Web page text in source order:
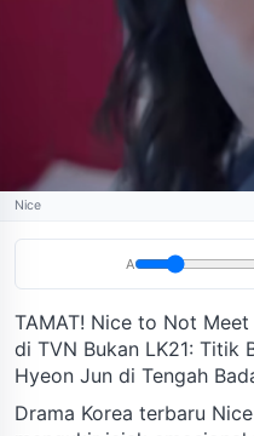
Nice
A
TAMAT! Nice to Not Meet
di TVN Bukan LK21: Titik
Hyeon Jun di Tengah
Drama Korea terbaru